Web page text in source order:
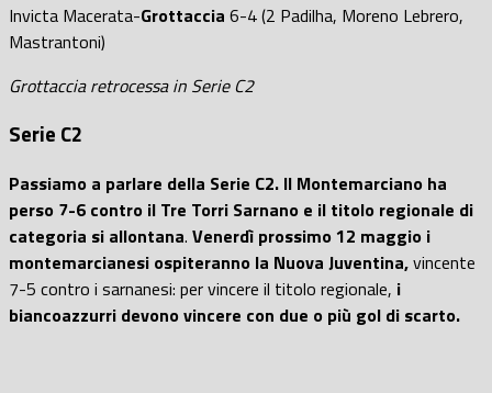
Invicta Macerata-Grottaccia 6-4 (2 Padilha, Moreno Lebrero,
Mastrantoni)
Grottaccia retrocessa in Serie C2
Serie C2
Passiamo a parlare della Serie C2. Il Montemarciano ha
perso 7-6 contro il Tre Torri Sarnano e il titolo regionale di
categoria si allontana. Venerdì prossimo 12 maggio i
montemarcianesi ospiteranno la Nuova Juventina,vincente
7-5 contro i sarnanesi: per vincere il titolo regionale, i
biancoazzurri devono vincere con due o più gol di scarto.